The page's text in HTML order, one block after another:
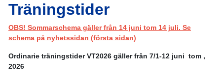
Träningstider
OBS! Sommarschema gäller från 14 juni tom 14 juli. Se
schema på nyhetssidan (första sidan)
Ordinarie träningstider VT2026 gäller från 7/1-12 juni tom ,
2026